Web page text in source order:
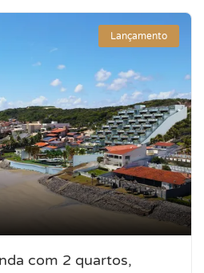
Lançamento
com 2 quartos,